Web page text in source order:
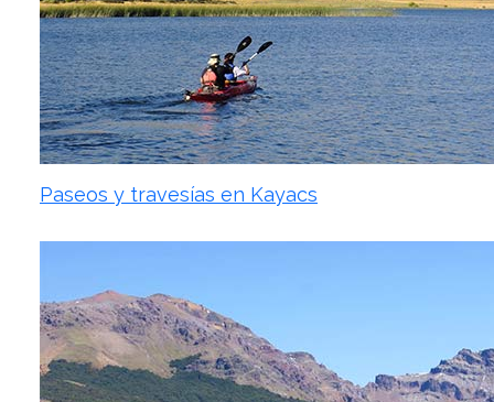
Paseos y travesías en Kayacs